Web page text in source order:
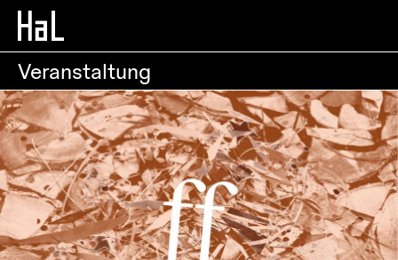
Veranstaltung